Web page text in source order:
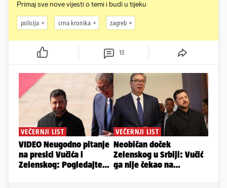
Primaj sve nove vijesti o temi i budi u tijeku
policija crna kronika zagreb
13